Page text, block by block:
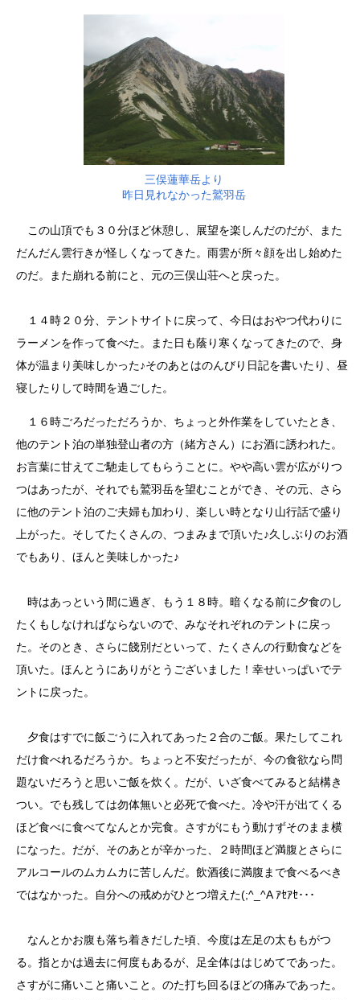
三俣蓮華岳より
昨日見れなかった鷲羽岳
この山頂でも３０分ほど休憩し、展望を楽しんだのだが、また
だんだん雲行きが怪しくなってきた。雨雲が所々顔を出し始めた
のだ。また崩れる前にと、元の三俣山荘へと戻った。
１４時２０分、テントサイトに戻って、今日はおやつ代わりに
ラーメンを作って食べた。また日も蔭り寒くなってきたので、身
体が温まり美味しかった♪そのあとはのんびり日記を書いたり、昼
寝したりして時間を過ごした。
１６時ごろだっただろうか、ちょっと外作業をしていたとき、
他のテント泊の単独登山者の方（緒方さん）にお酒に誘われた。
お言葉に甘えてご馳走してもらうことに。やや高い雲が広がりつ
つはあったが、それでも鷲羽岳を望むことができ、その元、さら
に他のテント泊のご夫婦も加わり、楽しい時となり山行話で盛り
上がった。そしてたくさんの、つまみまで頂いた♪久しぶりのお酒
でもあり、ほんと美味しかった♪
時はあっという間に過ぎ、もう１８時。暗くなる前に夕食のし
たくもしなければならないので、みなそれぞれのテントに戻っ
た。そのとき、さらに餞別だといって、たくさんの行動食などを
頂いた。ほんとうにありがとうございました！幸せいっぱいでテ
ントに戻った。
夕食はすでに飯ごうに入れてあった２合のご飯。果たしてこれ
だけ食べれるだろうか。ちょっと不安だったが、今の食欲なら問
題ないだろうと思いご飯を炊く。だが、いざ食べてみると結構き
つい。でも残しては勿体無いと必死で食べた。冷や汗が出てくる
ほど食べに食べてなんとか完食。さすがにもう動けずそのまま横
になった。だが、そのあとが辛かった、２時間ほど満腹とさらに
アルコールのムカムカに苦しんだ。飲酒後に満腹まで食べるべき
ではなかった。自分への戒めがひとつ増えた(;^_^A ｱｾｱｾ･･･
なんとかお腹も落ち着きだした頃、今度は左足の太ももがつ
る。指とかは過去に何度もあるが、足全体ははじめてであった。
さすがに痛いこと痛いこと。のた打ち回るほどの痛みであった。